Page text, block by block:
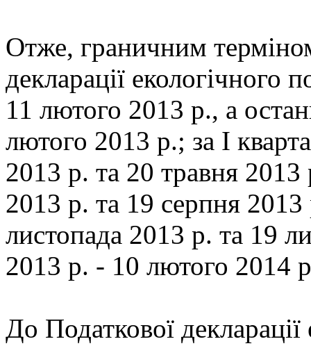
Отже, граничним
декларації екологічного
11 лютого 2013 р., а
лютого 2013 р.; за I
2013 р. та 20 травня
2013 р. та 19 серпня
листопада 2013 р. та 19
2013 р. - 10 лютого 2014
До Податкової декларації